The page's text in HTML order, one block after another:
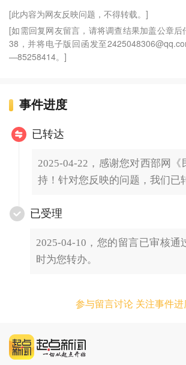
[此内容为网友反映问题，不得转载。]
[如需回复网友留言，请将调查结果加盖公章
38，并将电子版回函发至
—85258414。]
事件进度
已转达
2025-04-22，感谢您对西部网《
持！针对您反映的问题，我们已
已受理
2025-04-10，您的留言已审核通
时为您转办。
参与留言讨论 关注事件